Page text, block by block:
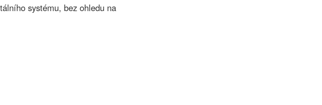
systému, bez ohledu na